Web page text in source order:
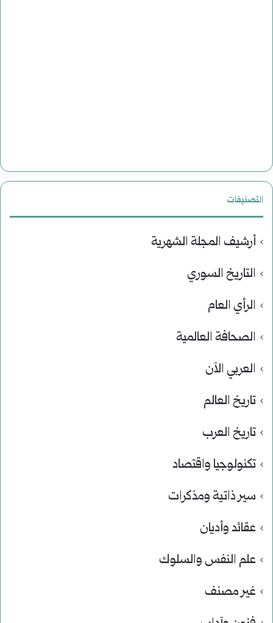
التصنيفات
أرشيف المجلة الشهرية
التاريخ السوري
الرأي العام
الصحافة العالمية
العربي الآن
تاريخ العالم
تاريخ العرب
تكنولوجيا واقتصاد
سير ذاتية ومذكرات
عقائد وأديان
علم النفس والسلوك
غير مصنف